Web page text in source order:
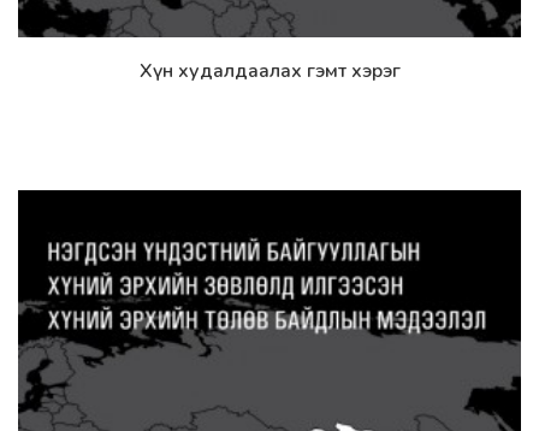
Дэлгэрэнгүй
Хүн худалдаалах гэмт хэрэг